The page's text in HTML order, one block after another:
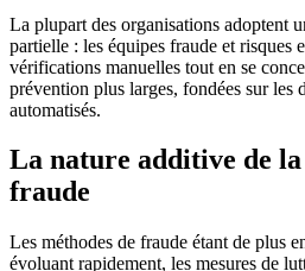
La plupart des organisations adoptent
partielle : les équipes fraude et risques
vérifications manuelles tout en se
prévention plus larges, fondées sur les
automatisés.
La nature additive de
fraude
Les méthodes de fraude étant de plus
évoluant rapidement, les mesures de